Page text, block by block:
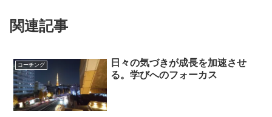
関連記事
コーチング
日々の気づきが成長を加速させ
る。学びへのフォーカス